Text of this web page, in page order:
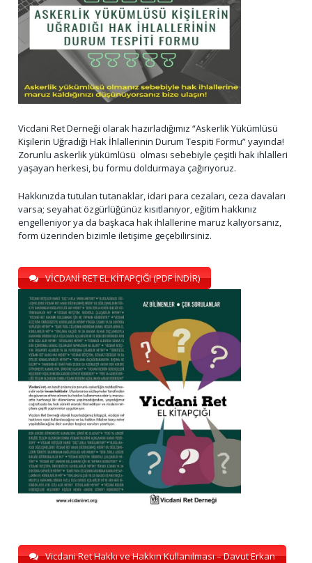
Vicdani Ret Derneği olarak hazırladığımız “Askerlik Yükümlüsü
Kişilerin Uğradığı Hak İhlallerinin Durum Tespiti Formu” yayında!
Zorunlu askerlik yükümlüsü olması sebebiyle çeşitli hak ihlalleri
yaşayan herkesi, bu formu doldurmaya çağırıyoruz.
Hakkınızda tutulan tutanaklar, idari para cezaları, ceza davaları
varsa; seyahat özgürlüğünüz kısıtlanıyor, eğitim hakkınız
engelleniyor ya da başkaca hak ihlallerine maruz kalıyorsanız,
form üzerinden bizimle iletişime geçebilirsiniz.
VİCDANİ RET EL KİTAPÇIĞI (PDF İNDİR)
Vicdani Ret Hakkı ve Hakkın Kullanılması – Davut Erkan